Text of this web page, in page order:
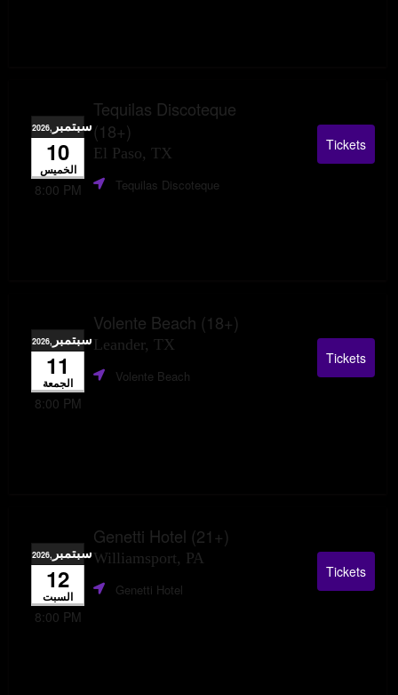
Tequilas Discoteque
(18+)
El Paso, TX
سبتمبر ,2026
10
الخميس
8:00 PM Tequilas Discoteque
Tickets
Volente Beach (18+)
Leander, TX سبتمبر ,2026
11
الجمعة
8:00 PM
Volente Beach
Tickets
Genetti Hotel (21+)
Williamsport, PAسبتمبر ,2026
12
السبت
8:00 PM
Genetti Hotel
Tickets